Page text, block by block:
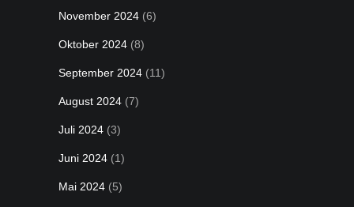
November 2024 (6)
Oktober 2024 (8)
September 2024 (11)
August 2024 (7)
Juli 2024 (3)
Juni 2024 (1)
Mai 2024 (5)